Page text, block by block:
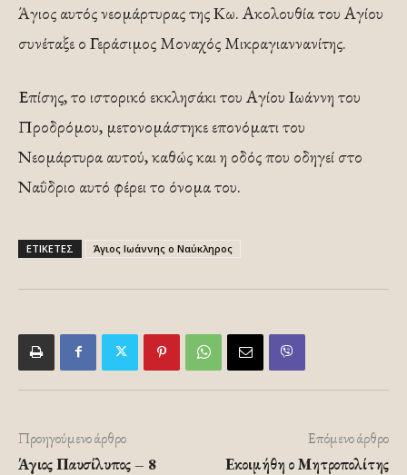
Άγιος αυτός νεομάρτυρας της Κω. Ακολουθία του Αγίου
συνέταξε ο Γεράσιμος Μοναχός Μικραγιαννανίτης.
Επίσης, το ιστορικό εκκλησάκι του Αγίου Ιωάννη του
Προδρόμου, μετονομάστηκε επονόματι του
Νεομάρτυρα αυτού, καθώς και η οδός που οδηγεί στο
Ναΰδριο αυτό φέρει το όνομα του.
ΕΤΙΚΕΤΕΣ Άγιος Ιωάννης ο Ναύκληρος
Προηγούμενο άρθρο
Άγιος Παυσίλυπος – 8
Επόμενο άρθρο
Εκοιμήθη ο Μητροπολίτης